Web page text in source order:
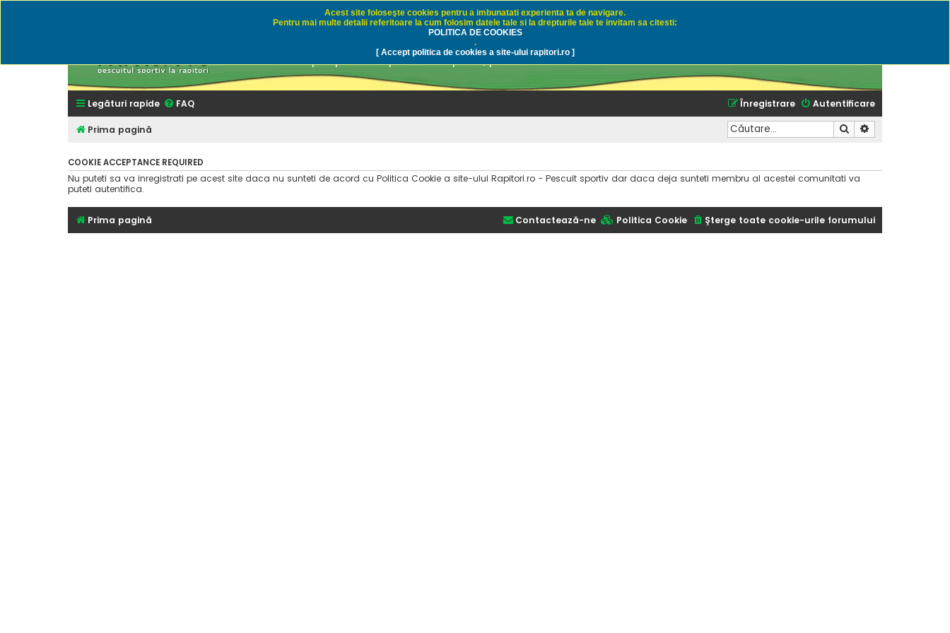
Rapitori.ro - Pescuit sportiv
Discutii despre pescuit sportiv la rapitori, pescuitul cu naluci sau momeli naturale
Legături rapide FAQ Autentificare
Înregistrare
Prima pagină Căutare
COOKIE ACCEPTANCE REQUIRED
Nu puteti sa va inregistrati pe acest site daca nu sunteti de acord cu Politica Cookie a site-ului Rapitori.ro - Pescuit sportiv dar daca deja sunteti membru al acestei comunitati va
puteti autentifica.
Acest site foloseşte cookies pentru a imbunatati experienta ta de navigare.
Pentru mai multe detalii referitoare la cum folosim datele tale si la drepturile tale te invitam sa citesti:
POLITICA DE COOKIES
.
[ Accept politica de cookies a site-ului rapitori.ro ]
Prima pagină Şterge toate cookie-urile forumului
Politica Cookie
Contactează-ne